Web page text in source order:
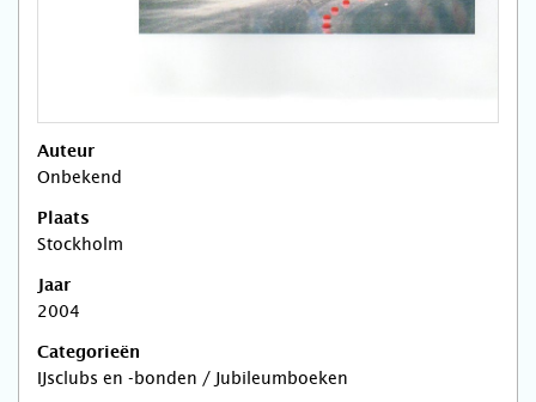
Auteur
Onbekend
Plaats
Stockholm
Jaar
2004
Categorieën
IJsclubs en -bonden / Jubileumboeken